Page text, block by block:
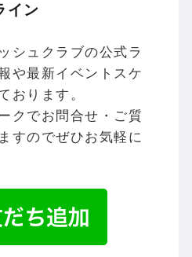
イン
シュクラブの公式ラ
や最新イベントスケ
おります。
クでお問合せ・ご質
すのでぜひお気軽に